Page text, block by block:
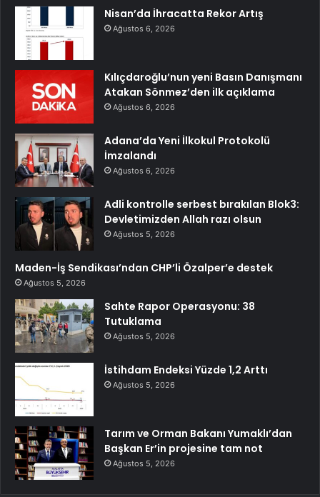
Nisan’da İhracatta Rekor Artış
Ağustos 6, 2026
Kılıçdaroğlu’nun yeni Basın Danışmanı
Atakan Sönmez’den ilk açıklama
Ağustos 6, 2026
Adana’da Yeni İlkokul Protokolü
İmzalandı
Ağustos 6, 2026
Adli kontrolle serbest bırakılan Blok3:
Devletimizden Allah razı olsun
Ağustos 5, 2026
Maden-İş Sendikası’ndan CHP’li Özalper’e destek
Ağustos 5, 2026
Sahte Rapor Operasyonu: 38
Tutuklama
Ağustos 5, 2026
İstihdam Endeksi Yüzde 1,2 Arttı
Ağustos 5, 2026
Tarım ve Orman Bakanı Yumaklı’dan
Başkan Er’in projesine tam not
Ağustos 5, 2026